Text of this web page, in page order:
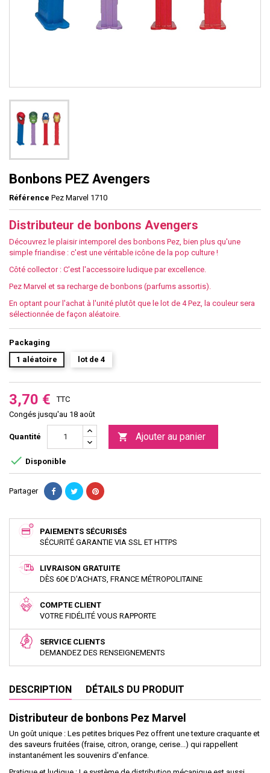
Bonbons PEZ Avengers
Référence Pez Marvel 1710
Distributeur de bonbons Avengers
Découvrez le plaisir intemporel des bonbons Pez, bien plus qu'une
simple friandise : c'est une véritable icône de la pop culture !
Côté collector : C'est l'accessoire ludique par excellence.
Pez Marvel et sa recharge de bonbons (parfums assortis).
En optant pour l'achat à l'unité plutôt que le lot de 4 Pez, la couleur sera
sélectionnée de façon aléatoire.
Packaging
1 aléatoire
lot de 4
3,70 €
TTC
Congés jusqu'au 18 août
Quantité  Ajouter au panier
 Disponible
Partager
PAIEMENTS SÉCURISÉS
SÉCURITÉ GARANTIE VIA SSL ET HTTPS
LIVRAISON GRATUITE
DÈS 60€ D'ACHATS, FRANCE MÉTROPOLITAINE
COMPTE CLIENT
VOTRE FIDÉLITÉ VOUS RAPPORTE
SERVICE CLIENTS
DEMANDEZ DES RENSEIGNEMENTS
DESCRIPTION DÉTAILS DU PRODUIT
Distributeur de bonbons Pez Marvel
Un goût unique : Les petites briques Pez offrent une texture craquante et
des saveurs fruitées (fraise, citron, orange, cerise...) qui rappellent
instantanément les souvenirs d'enfance.